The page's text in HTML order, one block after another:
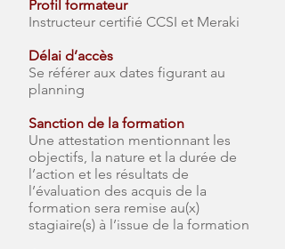
Profil formateur
Instructeur certifié CCSI et Meraki
Délai d’accès
Se référer aux dates figurant au
planning
Sanction de la formation
Une attestation mentionnant les
objectifs, la nature et la durée de
l’action et les résultats de
l’évaluation des acquis de la
formation sera remise au(x)
stagiaire(s) à l’issue de la formation